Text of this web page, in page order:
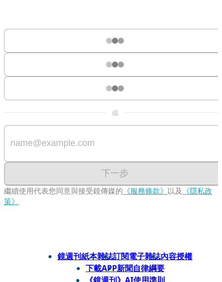
或
下一步
繼續使用代表您同意與接受鏡傳媒的 《服務條款》 以及 《隱私政
策》
鏡週刊紙本雜誌訂閱電子雜誌內容授權
下載APP新聞自律綱要